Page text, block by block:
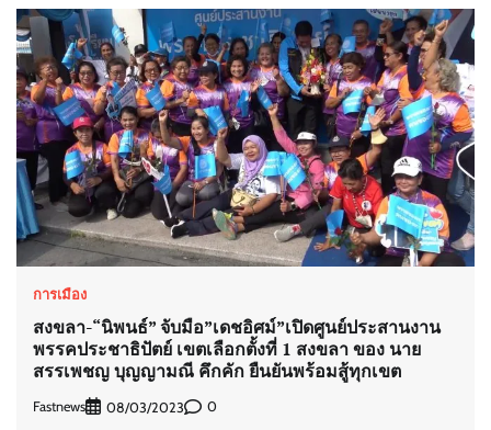
การเมือง
สงขลา-“นิพนธ์” จับมือ”เดชอิศม์”เปิดศูนย์ประสานงาน
พรรคประชาธิปัตย์ เขตเลือกตั้งที่ 1 สงขลา ของ นาย
สรรเพชญ บุญญามณี คึกคัก ยืนยันพร้อมสู้ทุกเขต
Fastnews 08/03/2023 0